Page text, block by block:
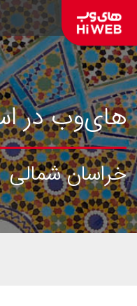
های‌وب در
خراسان شمالی